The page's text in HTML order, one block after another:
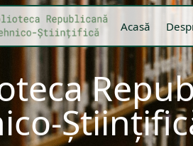
Acasă